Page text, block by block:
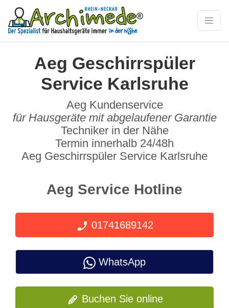
Aeg Geschirrspüler
Service Karlsruhe
Aeg Kundenservice
für Hausgeräte mit abgelaufener Garantie
Techniker in der Nähe
Termin innerhalb 24/48h
Aeg Geschirrspüler Service Karlsruhe
Aeg Service Hotline
01741689142
WhatsApp
Buchen Sie online